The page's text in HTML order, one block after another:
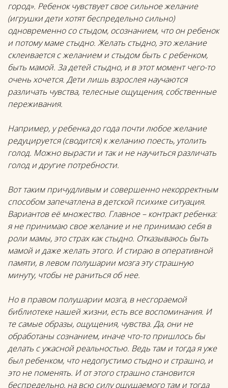
город». Ребенок чувствует свое сильное желание
(игрушки дети хотят беспредельно сильно)
одновременно со стыдом, осознанием, что он ребенок
и потому маме стыдно. Желать стыдно, это желание
склеивается с желанием и стыдом быть с ребенком,
быть мамой. За детей стыдно, и в этот момент чего-то
очень хочется. Дети лишь взрослея научаются
различать чувства, телесные ощущения, собственные
переживания.
Например, у ребенка до года почти любое желание
редуцируется (сводится) к желанию поесть, утолить
голод. Можно вырасти и так и не научиться различать
голод и другие потребности.
Вот таким причудливым и совершенно некорректным
способом запечатлена в детской психике ситуация.
Вариантов её множество. Главное – контракт ребенка:
я не принимаю свое желание и не принимаю себя в
роли мамы, это страх как стыдно. Отказываюсь быть
мамой и даже желать этого. И стираю в оперативной
памяти, в левом полушарии мозга эту страшную
минуту, чтобы не раниться об нее.
Но в правом полушарии мозга, в несгораемой
библиотеке нашей жизни, есть все воспоминания. И
те самые образы, ощущения, чувства. Да, они не
обработаны сознанием, иначе что-то пришлось бы
делать с ужасной реальностью. Ведь там и тогда я уже
был ребенком, что недопустимо стыдно и страшно, и
это не поменять. И от этого страшно становится
беспредельно, на всю силу ощущаемого там и тогда